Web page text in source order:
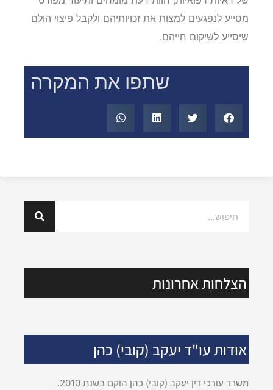
מסייע לנפגעים למצות את זכויותיהם ולקבל פיצוי הולם
שיסייע לשיקום חייהם.
שתפו את המקרה
הצלחות אחרונות
אודות עו"ד יעקב (קובי) כהן
משרד עורכי דין יעקב (קובי) כהן הוקם בשנת 2010.